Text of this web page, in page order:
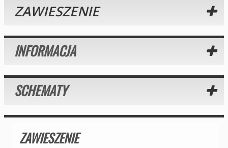
ZAWIESZENIE
INFORMACJA
SCHEMATY
ZAWIESZENIE